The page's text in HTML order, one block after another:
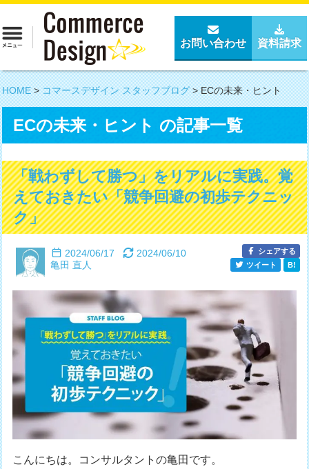
お問い合わせ 資料請求
HOME>コマースデザイン スタッフブログ>ECの未来・ヒント
ECの未来・ヒント の記事一覧
「戦わずして勝つ」をリアルに実践。覚
えておきたい「競争回避の初歩テクニッ
ク」
2024/06/17
2024/06/10
亀田 直人
シェアする
ツイート
B!
こんにちは。コンサルタントの亀田です。